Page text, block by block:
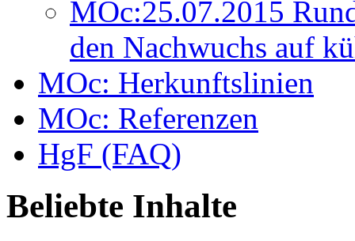
MOc:25.07.2015
den Nachwuchs auf
MOc: Herkunftslinien
MOc: Referenzen
HgF (FAQ)
Beliebte Inhalte